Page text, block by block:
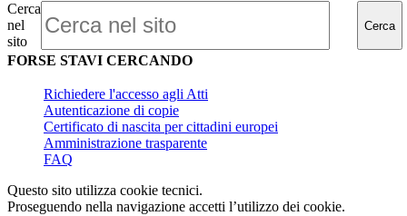
Cerca
nel
sito
Cerca
FORSE STAVI CERCANDO
Richiedere l'accesso agli Atti
Autenticazione di copie
Certificato di nascita per cittadini europei
Amministrazione trasparente
FAQ
Questo sito utilizza cookie tecnici.
Proseguendo nella navigazione accetti l’utilizzo dei cookie.